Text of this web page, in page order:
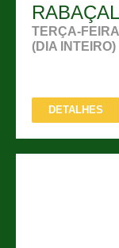
TERÇA-
(DIA INTEIRO)
DETALHES